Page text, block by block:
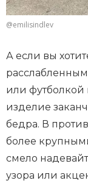
@emilisindlev
А если вы
или футболкой
изделие
бедра. В
более
смело
узора или